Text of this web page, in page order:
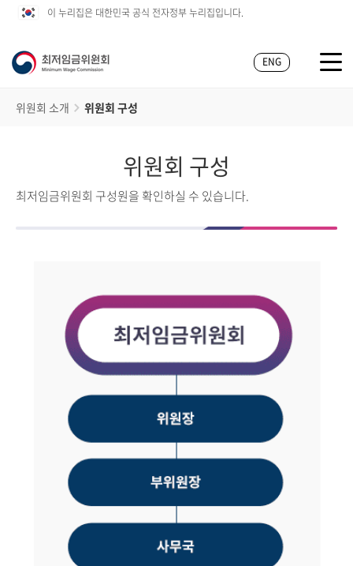
이 누리집은 대한민국 공식 전자정부 누리집입니다.
ENG
위원회 소개 위원회 구성
위원회 구성
최저임금위원회 구성원을 확인하실 수 있습니다.